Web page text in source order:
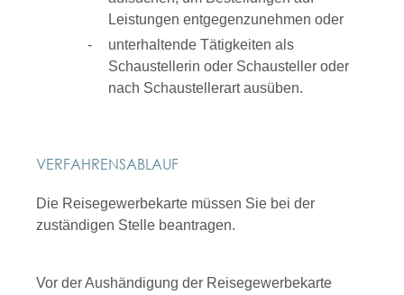
Leistungen entgegenzunehmen oder
unterhaltende Tätigkeiten als
Schaustellerin oder Schausteller oder
nach Schaustellerart ausüben.
VERFAHRENSABLAUF
Die Reisegewerbekarte müssen Sie bei der
zuständigen Stelle beantragen.
Vor der Aushändigung der Reisegewerbekarte